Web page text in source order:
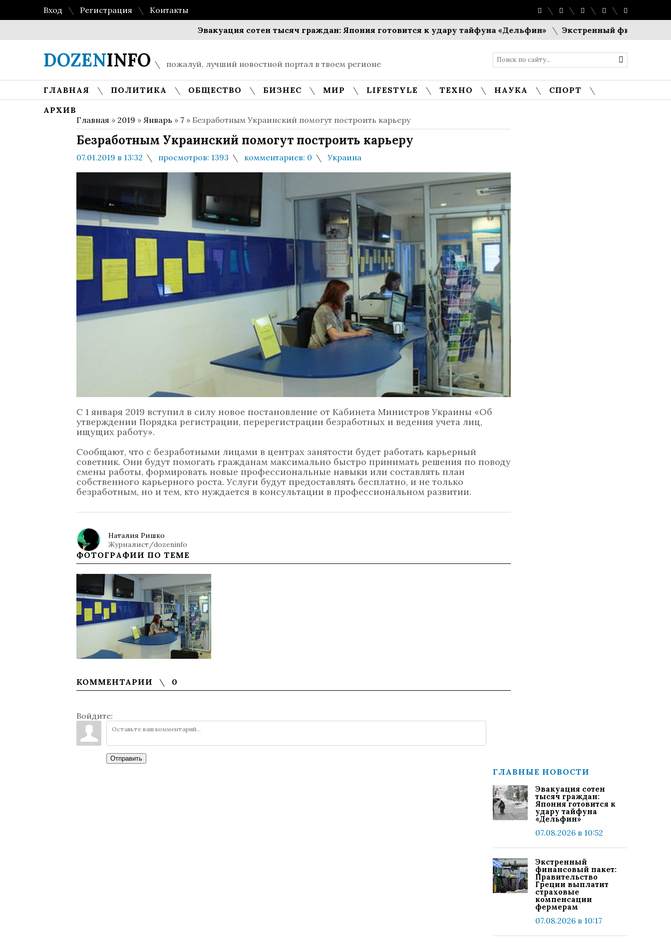
Вход Регистрация
Контакты
Эвакуация сотен тысяч граждан: Япония готовится к удару тайфуна «Дельфин»
Экстренный финансовый
DOZENINFO пожалуй, лучший новостной портал в твоем регионе
ГЛАВНАЯ ПОЛИТИКА ОБЩЕСТВО БИЗНЕС МИР LIFESTYLE ТЕХНО НАУКА
СПОРТ
АРХИВ
Главная » 2019 » Январь » 7 » Безработным Украинский помогут построить карьеру
Безработным Украинский помогут построить карьеру
07.01.2019 в 13:32 просмотров: 1393 комментариев: 0 Украина
С 1 января 2019 вступил в силу новое постановление от Кабинета Министров Украины «Об
утверждении Порядка регистрации, перерегистрации безработных и ведения учета лиц,
ищущих работу».
Сообщают, что с безработными лицами в центрах занятости будет работать карьерный
советник. Они будут помогать гражданам максимально быстро принимать решения по поводу
смены работы, формировать новые профессиональные навыки или составлять план
собственного карьерного роста. Услуги будут предоставлять бесплатно, и не только
безработным, но и тем, кто нуждается в консультации в профессиональном развитии.
Наталия Ришко
Журналист/dozeninfo
ФОТОГРАФИИ ПО ТЕМЕ
КОММЕНТАРИИ 0
Войдите:
Отправить
ГЛАВНЫЕ НОВОСТИ
Эвакуация сотен
тысяч граждан:
Япония готовится к
удару тайфуна
«Дельфин»
07.08.2026 в 10:52
Экстренный
финансовый пакет:
Правительство
Греции выплатит
страховые
компенсации
фермерам
07.08.2026 в 10:17